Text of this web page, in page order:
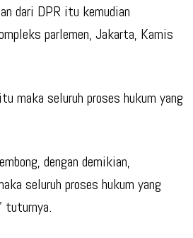
dari DPR itu kemudian
parlemen, Jakarta, Kamis
maka seluruh proses hukum yang
dengan demikian,
seluruh proses hukum yang
tuturnya.